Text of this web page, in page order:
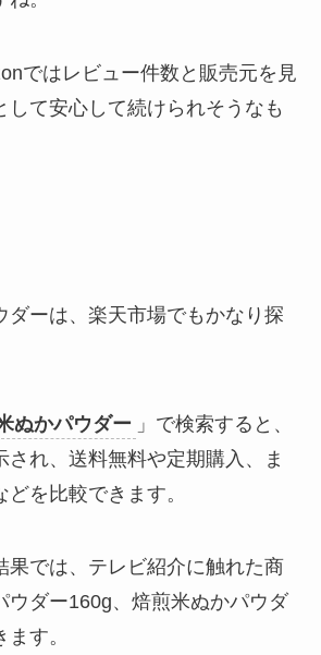
ではレビュー件数と販売元を見
して安心して続けられそうなも
ダーは、楽天市場でもかなり探
ぬかパウダー 」で検索すると、
され、送料無料や定期購入、ま
を比較できます。
果では、テレビ紹介に触れた商
ウダー160g、焙煎米ぬかパウダ
す。